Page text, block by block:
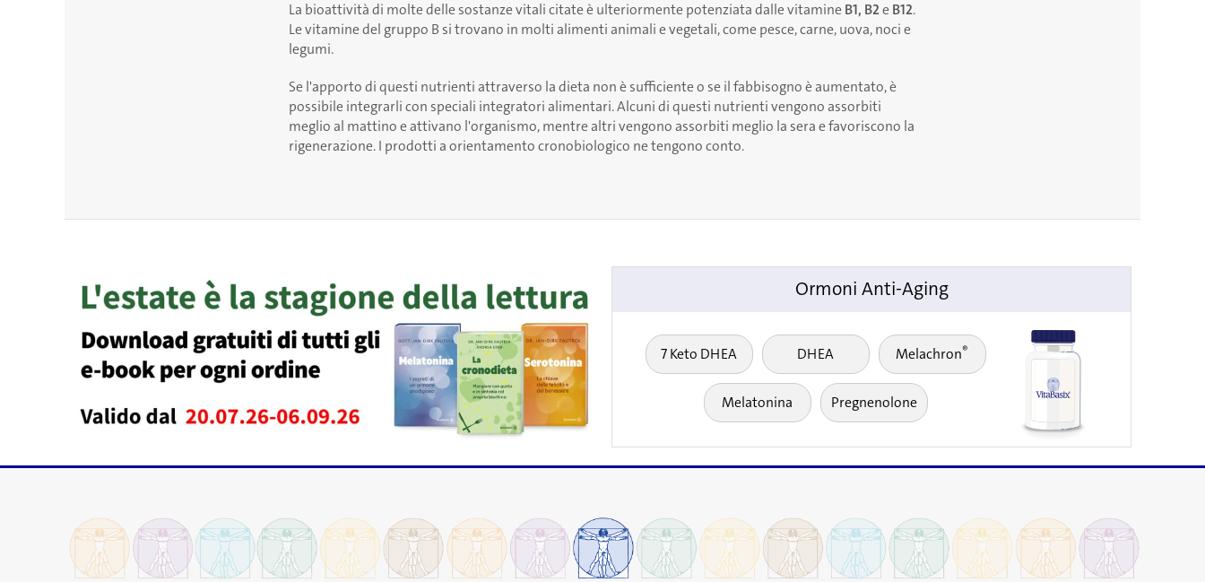
La bioattività di molte delle sostanze vitali citate è ulteriormente potenziata dalle vitamine B1, B2e B12.
Le vitamine del gruppo B si trovano in molti alimenti animali e vegetali, come pesce, carne, uova, noci e
legumi.
Se l'apporto di questi nutrienti attraverso la dieta non è sufficiente o se il fabbisogno è aumentato, è
possibile integrarli con speciali integratori alimentari. Alcuni di questi nutrienti vengono assorbiti
meglio al mattino e attivano l'organismo, mentre altri vengono assorbiti meglio la sera e favoriscono la
rigenerazione. I prodotti a orientamento cronobiologico ne tengono conto.
Ormoni Anti-Aging
7 Keto DHEA DHEA Melachron®
Melatonina Pregnenolone